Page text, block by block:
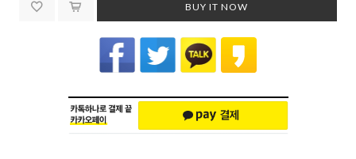
BUY IT NOW